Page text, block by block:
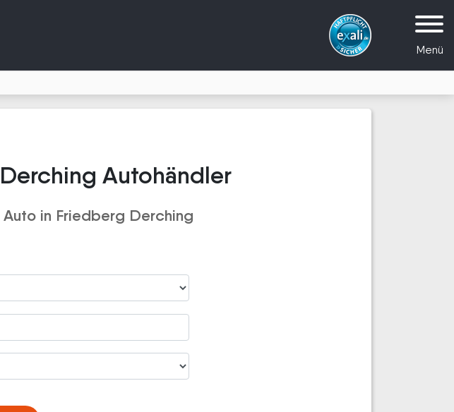
Menü
Autohändler
in Friedberg Derching